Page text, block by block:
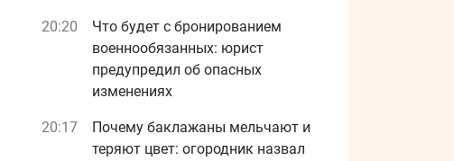
20:20
Что будет с бронированием
военнообязанных: юрист
предупредил об опасных
изменениях
20:17
Почему баклажаны мельчают и
теряют цвет: огородник назвал